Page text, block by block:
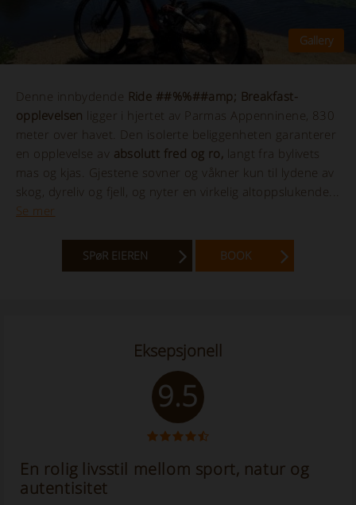
Denne innbydende Ride ##%%##amp; Breakfast-
opplevelsen ligger i hjertet av Parmas Appenninene, 830
meter over havet. Den isolerte beliggenheten garanterer
en opplevelse av absolutt fred og ro, langt fra bylivets
mas og kjas. Gjestene sovner og våkner kun til lydene av
skog, dyreliv og fjell, og nyter en virkelig altoppslukende...
Se mer
SPøR EIEREN BOOK
Eksepsjonell
9.5
En rolig livsstil mellom sport, natur og
autentisitet